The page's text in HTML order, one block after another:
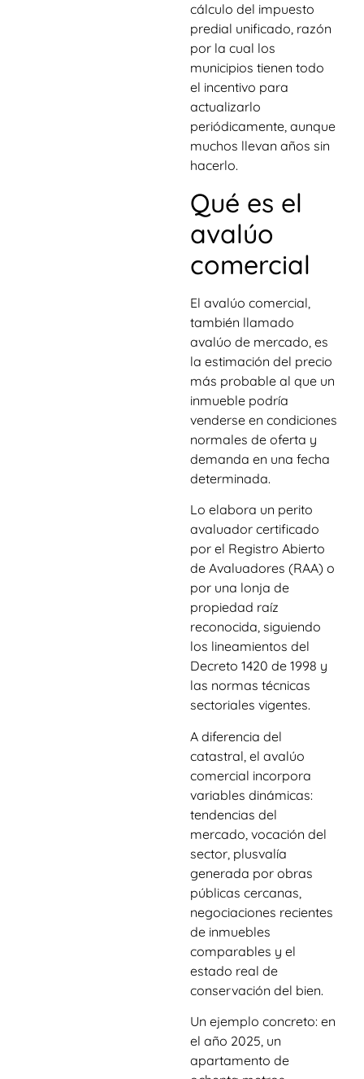
cálculo del impuesto
predial unificado, razón
por la cual los
municipios tienen todo
el incentivo para
actualizarlo
periódicamente, aunque
muchos llevan años sin
hacerlo.
Qué es el
avalúo
comercial
El avalúo comercial,
también llamado
avalúo de mercado, es
la estimación del precio
más probable al que un
inmueble podría
venderse en condiciones
normales de oferta y
demanda en una fecha
determinada.
Lo elabora un perito
avaluador certificado
por el Registro Abierto
de Avaluadores (RAA) o
por una lonja de
propiedad raíz
reconocida, siguiendo
los lineamientos del
Decreto 1420 de 1998 y
las normas técnicas
sectoriales vigentes.
A diferencia del
catastral, el avalúo
comercial incorpora
variables dinámicas:
tendencias del
mercado, vocación del
sector, plusvalía
generada por obras
públicas cercanas,
negociaciones recientes
de inmuebles
comparables y el
estado real de
conservación del bien.
Un ejemplo concreto: en
el año 2025, un
apartamento de